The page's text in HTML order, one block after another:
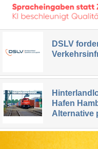
DSLV
Hafen
Alternative